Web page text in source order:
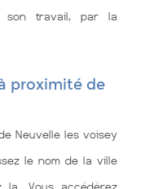
son travail, par la
proximité de
Neuvelle les voisey
le nom de la ville